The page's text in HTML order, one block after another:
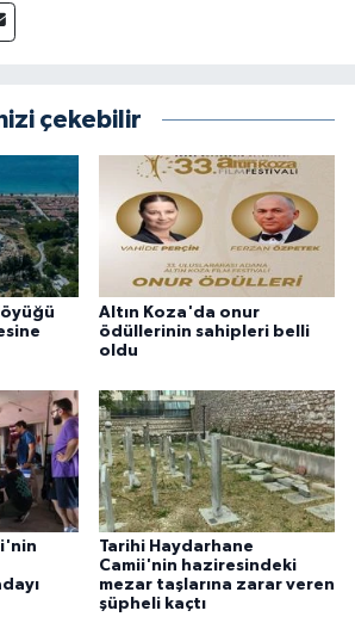
çekebilir
Altın Koza'da onur
ödüllerinin sahipleri belli
oldu
Tarihi Haydarhane
Camii'nin haziresindeki
mezar taşlarına zarar veren
şüpheli kaçtı